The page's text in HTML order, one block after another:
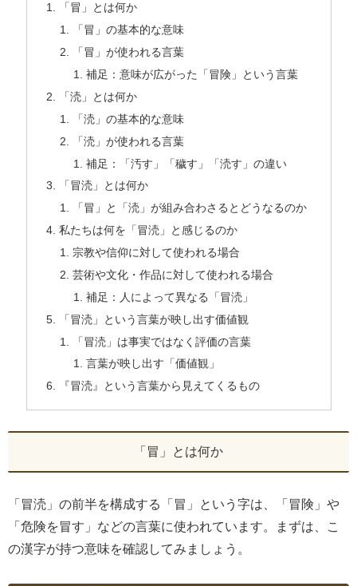
「冒」とは何か
「冒」の基本的な意味
「冒」が使われる言葉
補足：意味が広がった「冒険」という言葉
「涜」とは何か
「涜」の基本的な意味
「涜」が使われる言葉
補足：「汚す」「穢す」「涜す」の違い
「冒涜」とは何か
「冒」と「涜」が組み合わさるとどうなるのか
私たちは何を「冒涜」と感じるのか
宗教や信仰に対して使われる場合
芸術や文化・作品に対して使われる場合
補足：人によって異なる「冒涜」
「冒涜」という言葉が映し出す価値観
「冒涜」は事実ではなく評価の言葉
言葉が映し出す「価値観」
『冒涜』という言葉から見えてくるもの
「冒」とは何か
「冒涜」の前半を構成する「冒」という字は、「冒険」や
「危険を冒す」などの言葉に使われています。まずは、こ
の漢字が持つ意味を確認してみましょう。